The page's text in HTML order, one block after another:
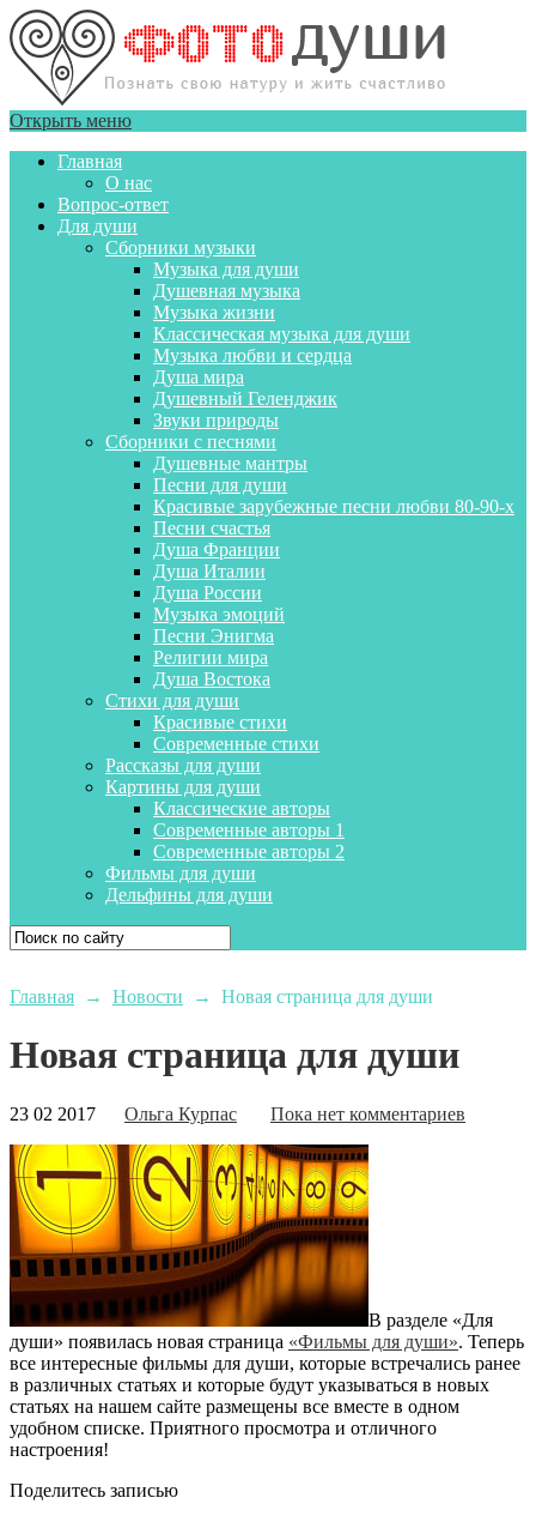
Открыть меню
Главная
О нас
Вопрос-ответ
Для души
Сборники музыки
Музыка для души
Душевная музыка
Музыка жизни
Классическая музыка для души
Музыка любви и сердца
Душа мира
Душевный Геленджик
Звуки природы
Сборники с песнями
Душевные мантры
Песни для души
Красивые зарубежные песни любви 80-90-х
Песни счастья
Душа Франции
Душа Италии
Душа России
Музыка эмоций
Песни Энигма
Религии мира
Душа Востока
Стихи для души
Красивые стихи
Современные стихи
Рассказы для души
Картины для души
Классические авторы
Современные авторы 1
Современные авторы 2
Фильмы для души
Дельфины для души
Главная → Новости → Новая страница для души
Новая страница для души
23 02 2017 Ольга Курпас Пока нет комментариев
В разделе «Для
души» появилась новая страница «Фильмы для души». Теперь
все интересные фильмы для души, которые встречались ранее
в различных статьях и которые будут указываться в новых
статьях на нашем сайте размещены все вместе в одном
удобном списке. Приятного просмотра и отличного
настроения!
Поделитесь записью